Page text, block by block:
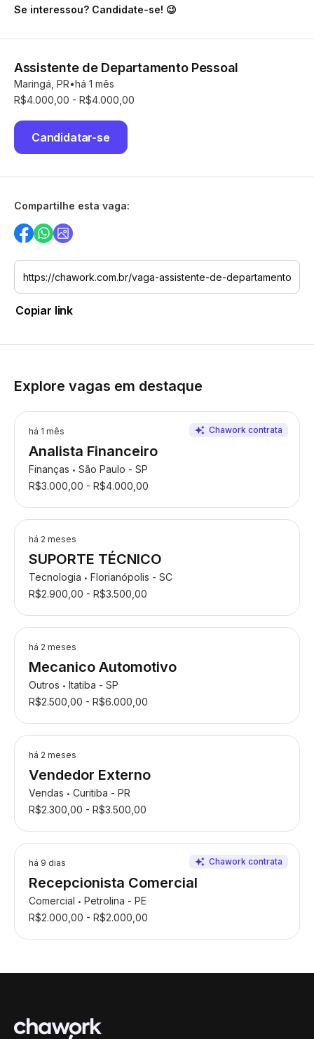
Se interessou? Candidate-se! 😉
Assistente de Departamento Pessoal
Maringá, PR há 1 mês
R$4.000,00 - R$4.000,00
Candidatar-se
Compartilhe esta vaga:
Copiar link
Explore vagas em destaque
há 1 mês
Analista Financeiro
Finanças • São Paulo - SP
R$3.000,00 - R$4.000,00
há 2 meses
SUPORTE TÉCNICO
Tecnologia • Florianópolis - SC
R$2.900,00 - R$3.500,00
há 2 meses
Mecanico Automotivo
Outros • Itatiba - SP
R$2.500,00 - R$6.000,00
há 2 meses
Vendedor Externo
Vendas • Curitiba - PR
R$2.300,00 - R$3.500,00
há 9 dias
Recepcionista Comercial
Comercial • Petrolina - PE
R$2.000,00 - R$2.000,00